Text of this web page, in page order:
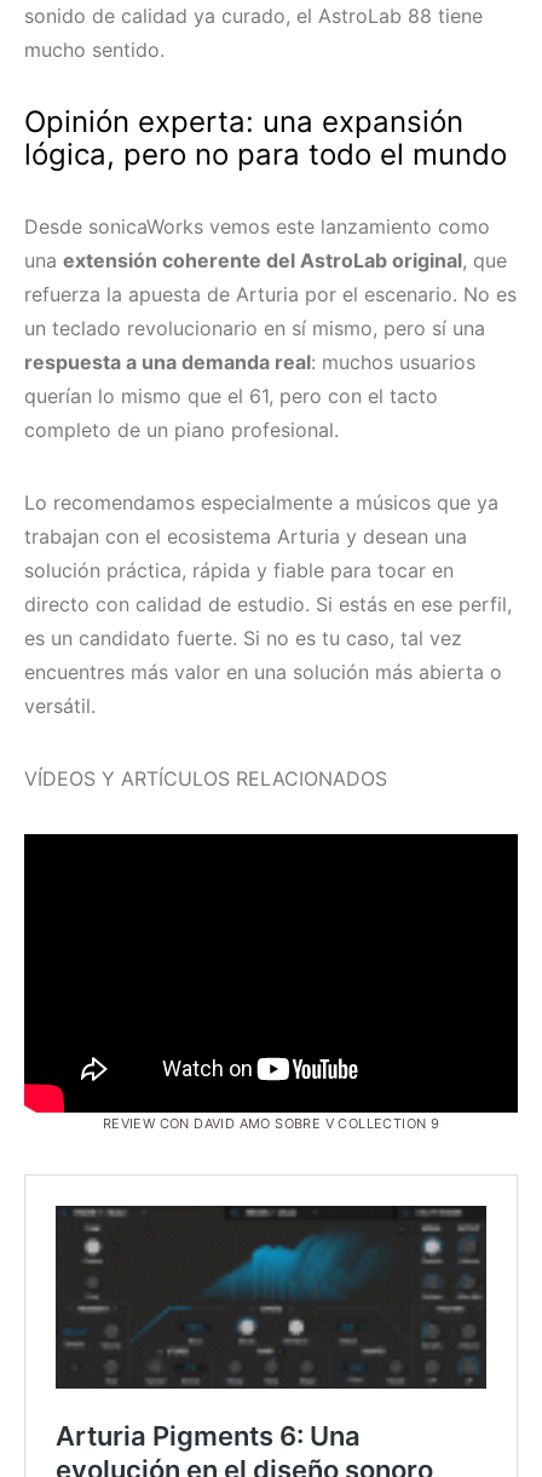
sonido de calidad ya curado, el AstroLab 88 tiene
mucho sentido.
Opinión experta: una expansión
lógica, pero no para todo el mundo
Desde sonicaWorks vemos este lanzamiento como
una extensión coherente del AstroLab original, que
refuerza la apuesta de Arturia por el escenario. No es
un teclado revolucionario en sí mismo, pero sí una
respuesta a una demanda real: muchos usuarios
querían lo mismo que el 61, pero con el tacto
completo de un piano profesional.
Lo recomendamos especialmente a músicos que ya
trabajan con el ecosistema Arturia y desean una
solución práctica, rápida y fiable para tocar en
directo con calidad de estudio. Si estás en ese perfil,
es un candidato fuerte. Si no es tu caso, tal vez
encuentres más valor en una solución más abierta o
versátil.
VÍDEOS Y ARTÍCULOS RELACIONADOS
REVIEW CON DAVID AMO SOBRE V COLLECTION 9